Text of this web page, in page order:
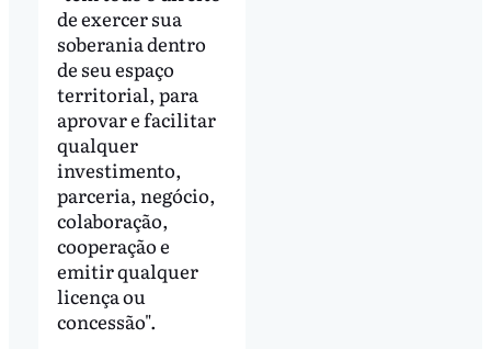
de exercer sua
soberania dentro
de seu espaço
territorial, para
aprovar e facilitar
qualquer
investimento,
parceria, negócio,
colaboração,
cooperação e
emitir qualquer
licença ou
concessão".